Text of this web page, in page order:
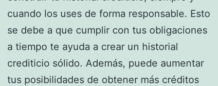
cuando los uses de forma responsable. Esto
se debe a que cumplir con tus obligaciones
a tiempo te ayuda a crear un historial
crediticio sólido. Además, puede aumentar
tus posibilidades de obtener más créditos